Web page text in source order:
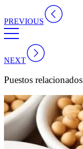
PREVIOUS
NEXT
Puestos relacionados